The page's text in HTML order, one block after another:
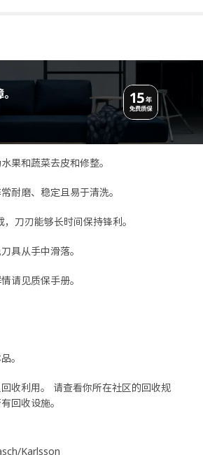
果和蔬菜去皮和修整。
耐磨、稳定且易于清洗。
刀刃能够长时间保持锋利。
具从手中滑落。
请见质保手册。
。
收利用。 请查看你所在社区的回收规
回收设施。
Karlsson